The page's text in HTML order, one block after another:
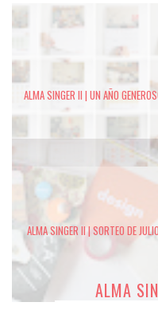
ALMA SINGER II | UN AÑO
ALMA SINGER II | SORTEO DE JULIO
ALMA